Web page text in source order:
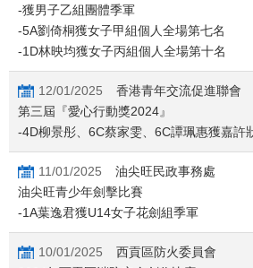
-獲男子乙組團體季軍
-5A劉倚桐獲女子甲組個人全場第七名
-1D林映均獲女子丙組個人全場第十名
12/01/2025
香港青年交流促進聯會
第三屆『愛心行動獎2024』
-4D柳景彤、6C蔡家雯、6C譚珮惠獲嘉許
11/01/2025
油尖旺民政事務處
油尖旺青少年劍擊比賽
-1A葉逸君獲U14女子花劍組季軍
10/01/2025
西貢區防火委員會